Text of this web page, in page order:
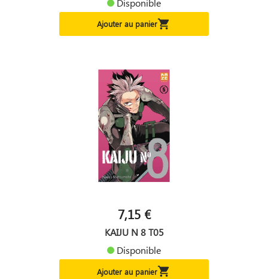
Ajouter au panier
7,15 €
KAIJU N 8 T05
Disponible
Ajouter au panier